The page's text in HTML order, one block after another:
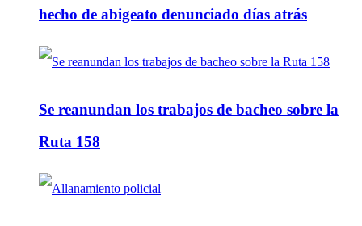
hecho de abigeato denunciado días atrás
Se reanundan los trabajos de bacheo sobre la
Ruta 158